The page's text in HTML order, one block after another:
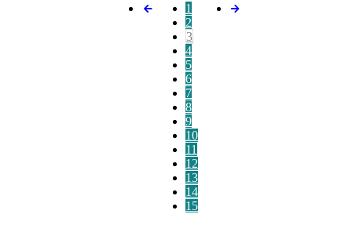
1
2
3
4
5
6
7
8
9
10
11
12
13
14
15